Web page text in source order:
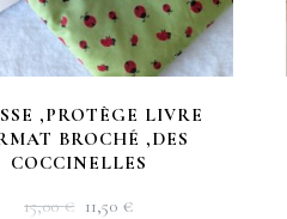
,PROTÈGE LIVRE
BROCHÉ ,DES
COCCINELLES
15,00€ LE
11,50 €LE